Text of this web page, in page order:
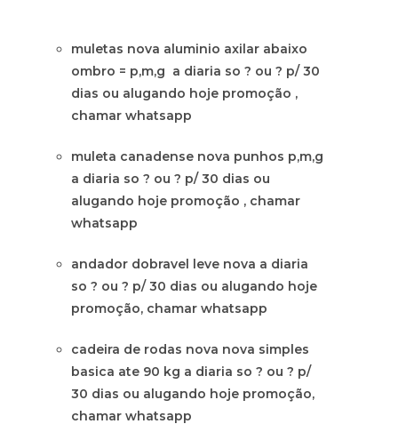
muletas nova aluminio axilar abaixo
ombro = p,m,g a diaria so ? ou ? p/ 30
dias ou alugando hoje promoção ,
chamar whatsapp
muleta canadense nova punhos p,m,g
a diaria so ? ou ? p/ 30 dias ou
alugando hoje promoção , chamar
whatsapp
andador dobravel leve nova a diaria
so ? ou ? p/ 30 dias ou alugando hoje
promoção, chamar whatsapp
cadeira de rodas nova nova simples
basica ate 90 kg a diaria so ? ou ? p/
30 dias ou alugando hoje promoção,
chamar whatsapp